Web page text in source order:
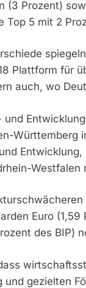
(3 Prozent)
Top 5 mit 2
Plattform für
auch, wo
und
Württemberg
Westfalen
Euro
des BIP)
und gezielten